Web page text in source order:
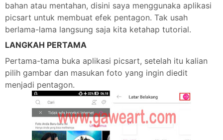
bahan atau mentahan, disini saya menggunaka aplikasi
picsart untuk membuat efek pentagon. Tak usah
berlama-lama langsung saja kita ketahap tutorial.
LANGKAH PERTAMA
Pertama-tama buka aplikasi picsart, setelah itu kalian
pilih gambar dan masukan foto yang ingin diedit
menjadi pentagon.